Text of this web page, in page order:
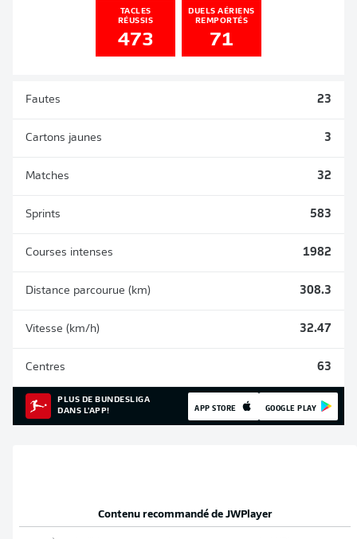
TACLES
RÉUSSIS
473
DUELS AÉRIENS
REMPORTÉS
71
Fautes 23
Cartons jaunes 3
Matches 32
Sprints 583
Courses intenses 1982
Distance parcourue (km) 308.3
Vitesse (km/h) 32.47
Centres 63
PLUS DE BUNDESLIGA
DANS L'APP!
APP STORE GOOGLE PLAY
Contenu recommandé de JWPlayer